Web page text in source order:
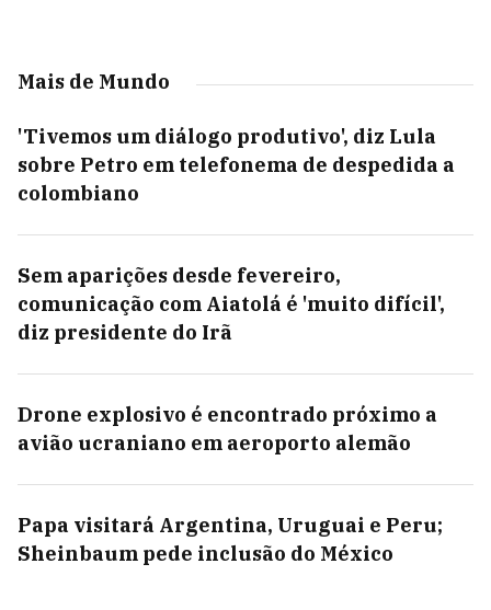
Mais de Mundo
'Tivemos um diálogo produtivo', diz Lula
sobre Petro em telefonema de despedida a
colombiano
Sem aparições desde fevereiro,
comunicação com Aiatolá é 'muito difícil',
diz presidente do Irã
Drone explosivo é encontrado próximo a
avião ucraniano em aeroporto alemão
Papa visitará Argentina, Uruguai e Peru;
Sheinbaum pede inclusão do México